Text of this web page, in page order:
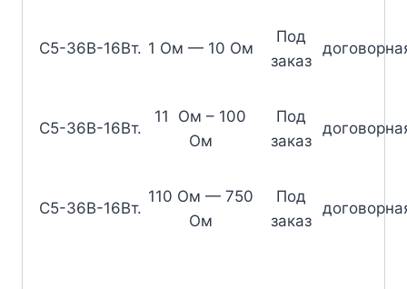
С5-36В-16Вт. 1 Ом — 10 Ом
Под
заказ
С5-36В-16Вт.
11 Ом – 100
Ом
Под
заказ
С5-36В-16Вт.
110 Ом — 750
Ом
Под
заказ